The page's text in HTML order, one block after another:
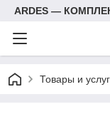
ARDES —
Товары и